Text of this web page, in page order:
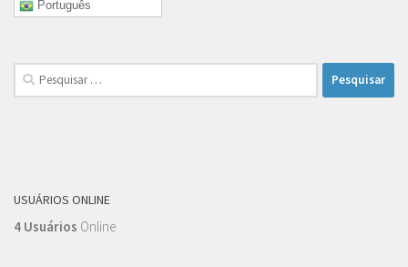
Português
Pesquisar
por:
USUÁRIOS ONLINE
4 Usuários Online